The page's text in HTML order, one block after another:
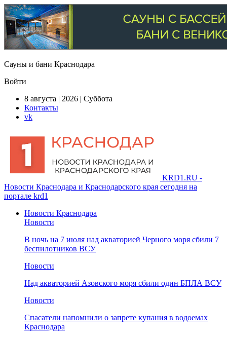
Сауны и бани Краснодара
Войти
8 августа | 2026 | Суббота
Контакты
vk
KRD1.RU -
Новости Краснодара и Краснодарского края сегодня на
портале krd1
Новости Краснодара
Новости
В ночь на 7 июля над акваторией Черного моря сбили 7
беспилотников ВСУ
Новости
Над акваторией Азовского моря сбили один БПЛА ВСУ
Новости
Спасатели напомнили о запрете купания в водоемах
Краснодара